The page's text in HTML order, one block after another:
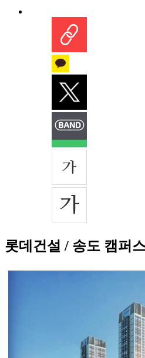
롯데건설 / 송도 캠퍼